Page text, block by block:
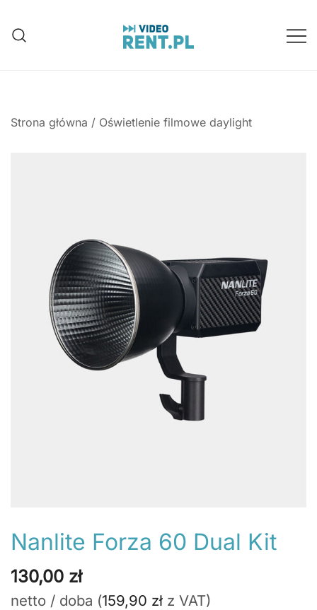
treści
Strona główna / Oświetlenie filmowe daylight
Nanlite Forza 60 Dual Kit
130,00 zł
netto / doba (159,90 zł z VAT)